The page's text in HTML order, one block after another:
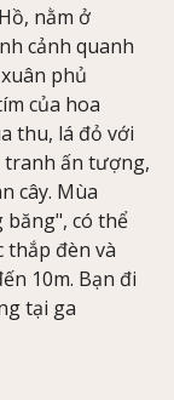
nằm ở
cảnh quanh
phủ
của hoa
thu, lá đỏ với
tranh ấn tượng,
cây. Mùa
băng", có thể
đèn và
10m. Bạn đi
tại ga